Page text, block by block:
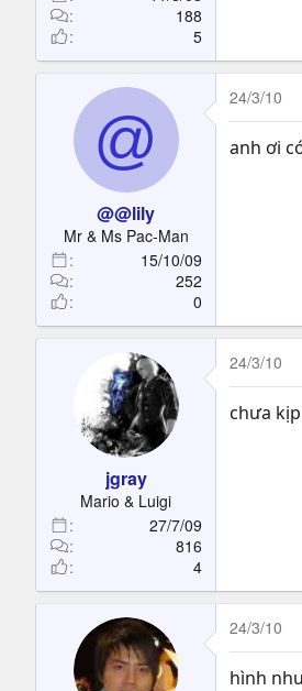
M&B
Pass:
188
5
@
@@lily
Mr & Ms Pac-Man
15/10/09
252
0
24/3/10
anh ơi
jgray
Mario & Luigi
27/7/09
816
4
24/3/10
chưa
24/3/10
hình